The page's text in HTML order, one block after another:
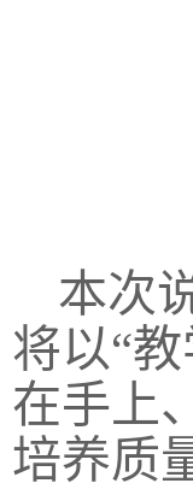
本次
将以“
在手上
培养质